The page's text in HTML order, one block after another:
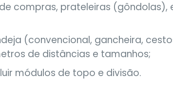
compras, prateleiras (gôndolas),
(convencional, gancheira,
de distâncias e tamanhos;
módulos de topo e divisão.